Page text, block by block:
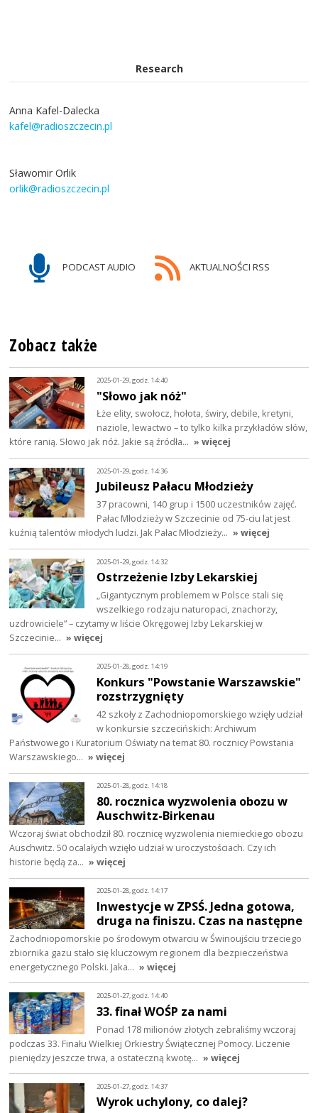
Research
Anna Kafel-Dalecka
kafel@radioszczecin.pl
Sławomir Orlik
orlik@radioszczecin.pl
PODCAST AUDIO AKTUALNOŚCI RSS
Zobacz także
2025-01-29, godz. 14:40
"Słowo jak nóż"
Łże elity, swołocz, hołota, świry, debile, kretyni,
naziole, lewactwo – to tylko kilka przykładów słów,
które ranią. Słowo jak nóż. Jakie są źródła… » więcej
2025-01-29, godz. 14:36
Jubileusz Pałacu Młodzieży
37 pracowni, 140 grup i 1500 uczestników zajęć.
Pałac Młodzieży w Szczecinie od 75-ciu lat jest
kuźnią talentów młodych ludzi. Jak Pałac Młodzieży… » więcej
2025-01-29, godz. 14:32
Ostrzeżenie Izby Lekarskiej
„Gigantycznym problemem w Polsce stali się
wszelkiego rodzaju naturopaci, znachorzy,
uzdrowiciele” – czytamy w liście Okręgowej Izby Lekarskiej w
Szczecinie… » więcej
2025-01-28, godz. 14:19
Konkurs "Powstanie Warszawskie"
rozstrzygnięty
42 szkoły z Zachodniopomorskiego wzięły udział
w konkursie szczecińskich: Archiwum
Państwowego i Kuratorium Oświaty na temat 80. rocznicy Powstania
Warszawskiego… » więcej
2025-01-28, godz. 14:18
80. rocznica wyzwolenia obozu w
Auschwitz-Birkenau
Wczoraj świat obchodził 80. rocznicę wyzwolenia niemieckiego obozu
Auschwitz. 50 ocalałych wzięło udział w uroczystościach. Czy ich
historie będą za… » więcej
2025-01-28, godz. 14:17
Inwestycje w ZPSŚ. Jedna gotowa,
druga na finiszu. Czas na następne
Zachodniopomorskie po środowym otwarciu w Świnoujściu trzeciego
zbiornika gazu stało się kluczowym regionem dla bezpieczeństwa
energetycznego Polski. Jaka… » więcej
2025-01-27, godz. 14:40
33. finał WOŚP za nami
Ponad 178 milionów złotych zebraliśmy wczoraj
podczas 33. Finału Wielkiej Orkiestry Świątecznej Pomocy. Liczenie
pieniędzy jeszcze trwa, a ostateczną kwotę… » więcej
2025-01-27, godz. 14:37
Wyrok uchylony, co dalej?